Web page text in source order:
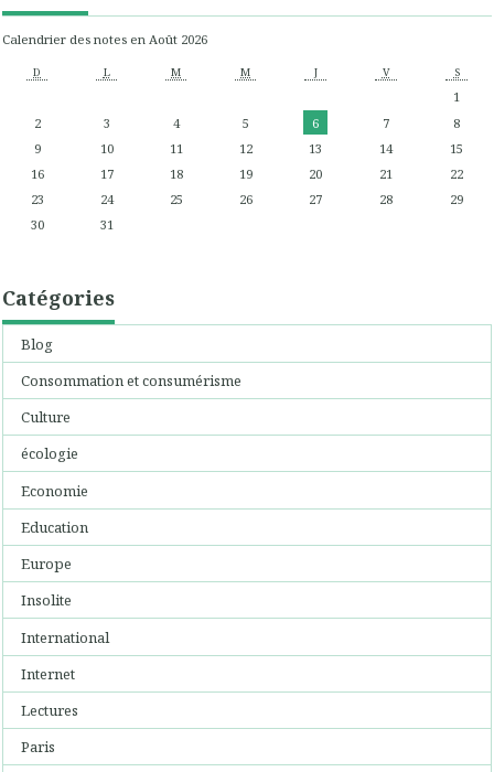
Calendrier des notes en Août 2026
D L M M J V S
1
2
3 4 5 6 7
8
9
10 11 12 13 14
15
16
17 18 19 20 21
22
23
24 25 26 27 28
29
30
31
Catégories
Blog
Consommation et consumérisme
Culture
écologie
Economie
Education
Europe
Insolite
International
Internet
Lectures
Paris